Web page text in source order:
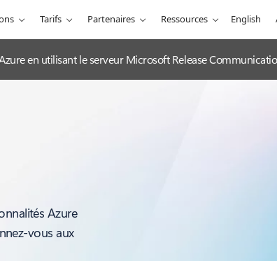
Tarifs Partenaires Ressources English
en utilisant le serveur Microsoft Release
Azure
vous aux